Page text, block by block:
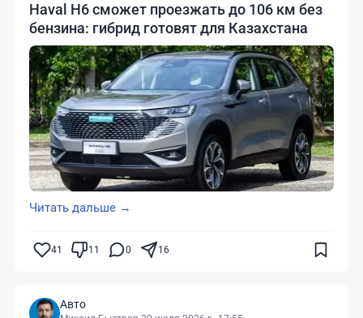
Haval H6 сможет проезжать до 106 км без
бензина: гибрид готовят для Казахстана
Читать дальше →
41 11 0 16
Авто